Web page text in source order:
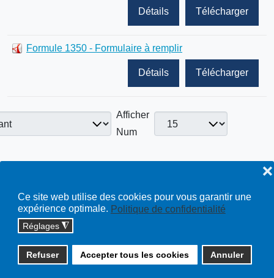
Ce site web utilise des cookies pour vous garantir une
expérience optimale. Politique de confidentialité
Réglages ◮
Refuser Accepter tous les cookies Annuler
❌
Télécharger
Détails
Formule 1350 - Formulaire à remplir
Télécharger
Détails
Afficher
Num
Powered byPhoca Download
Copyright © 2026 cossonay.ch - tous droits réservés | site :
solutions informatiques